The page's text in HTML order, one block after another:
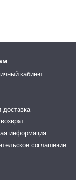
кабинет
доставка
информация
соглашение